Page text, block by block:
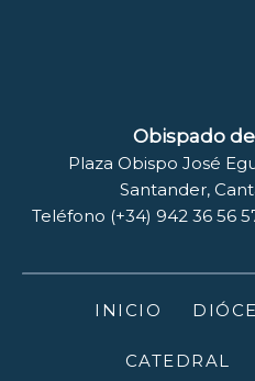
Obispado
Plaza Obispo José
Santander,
Teléfono (+34) 942 36 56
INICIO
CATEDRAL